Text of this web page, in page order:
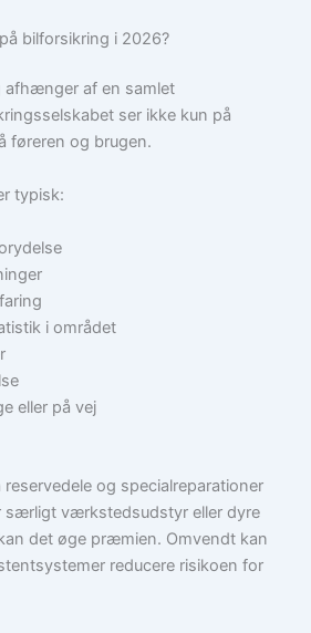
bilforsikring i 2026?
afhænger af en samlet
ser ikke kun på
føreren og brugen.
typisk:
i området
eller på vej
reservedele og specialreparationer
særligt værkstedsudstyr eller dyre
det øge præmien. Omvendt kan
reducere risikoen for